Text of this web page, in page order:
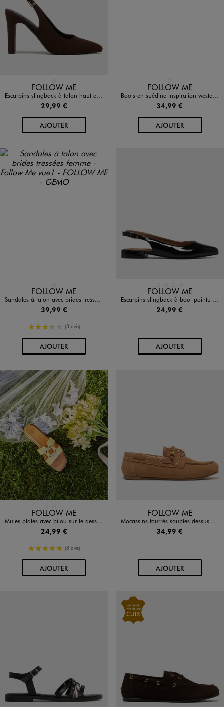
Disponible en 1 coloris
FOLLOW ME
Escarpins slingback à talon haut et bout pointu femme - Follow Me
29,99 €
AJOUTERAU PANIER
Disponible en 1 coloris
FOLLOW ME
Boots en suédine inspiration western femme
34,99 €
AJOUTERAU PANIER
Disponible en 1 coloris
FOLLOW ME
Sandales à talon avec brides tressées femme - Follow Me
39,99 €
3.5/5 de moyenne
(3 avis)
AJOUTERAU PANIER
Disponible en 4 coloris
FOLLOW ME
Escarpins slingback à bout pointu et talon plat femme - Follow Me
24,99 €
AJOUTERAU PANIER
Disponible en 3 coloris
FOLLOW ME
Mules plates avec bijou sur le dessus femme - Follow Me
24,99 €
5/5 de moyenne
(8 avis)
AJOUTERAU PANIER
Disponible en 1 coloris
FOLLOW ME
Mocassins fourrés souples dessus suédine femme - Follow Me
34,99 €
AJOUTERAU PANIER